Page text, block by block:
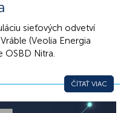
sieťových odvetví
(Veolia Energia
OSBD Nitra.
ČÍTAŤ VIAC